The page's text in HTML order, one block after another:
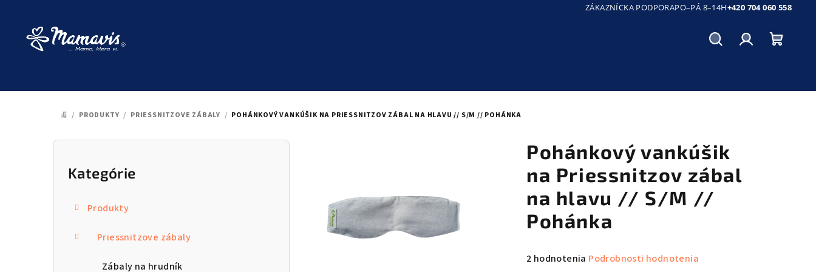
ZÁKAZNÍCKA PODPORAPO–PÁ 8–14H+420 704 060 558
košík
DOMOV
/ PRODUKTY / PRIESSNITZOVE ZÁBALY / POHÁNKOVÝ VANKÚŠIK NA PRIESSNITZOV ZÁBAL NA HLAVU // S/M // POHÁNKA
B
Preskočiť
kategórie
Kategórie
Produkty
Priessnitzove zábaly
Zábaly na hrudník
Pohánkový vankúšik
na Priessnitzov zábal
na hlavu // S/M //
Pohánka
Priemerné
2 hodnotenia Podrobnosti hodnotenia